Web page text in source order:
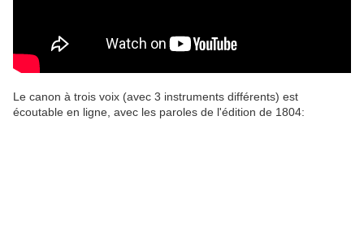
Le canon à trois voix (avec 3 instruments différents) est
écoutable en ligne, avec les paroles de l'édition de 1804: